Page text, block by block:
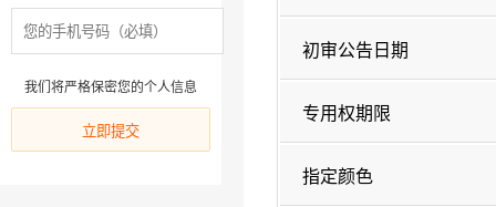
初审公告日期
专用权期限
指定颜色
我们将严格保密您的个人信息